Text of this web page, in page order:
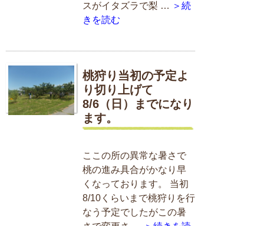
スがイタズラで梨 … ＞続
きを読む
桃狩り当初の予定よ
り切り上げて
8/6（日）までになり
ます。
ここの所の異常な暑さで
桃の進み具合がかなり早
くなっております。 当初
8/10くらいまで桃狩りを行
なう予定でしたがこの暑